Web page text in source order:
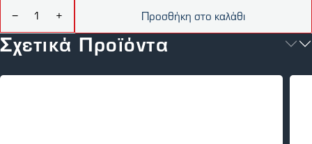
−
+ Προσθήκη στο καλάθι
Σχετικά Προϊόντα